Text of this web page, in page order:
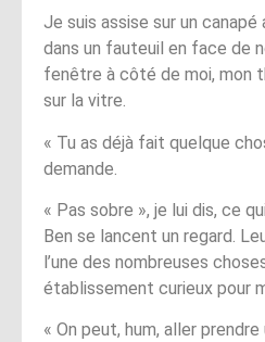
Je suis assise sur un
dans un fauteuil en face de
fenêtre à côté de moi, mon
sur la vitre.
« Tu as déjà fait quelque
demande.
« Pas sobre », je lui dis, ce
Ben se lancent un regard.
l’une des nombreuses
établissement curieux pour
« On peut, hum, aller